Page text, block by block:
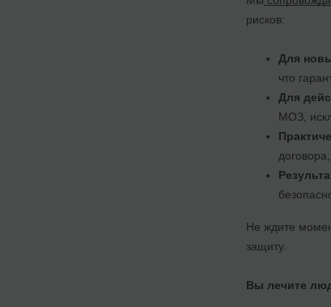
рисков:
Для
что
Для
МОЗ,
Не ждите
защиту.
Вы лечите